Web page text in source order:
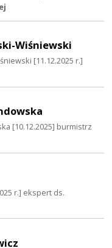
Wiśniewski
[11.12.2025 r.]
[10.12.2025] burmistrz
r.] ekspert ds.